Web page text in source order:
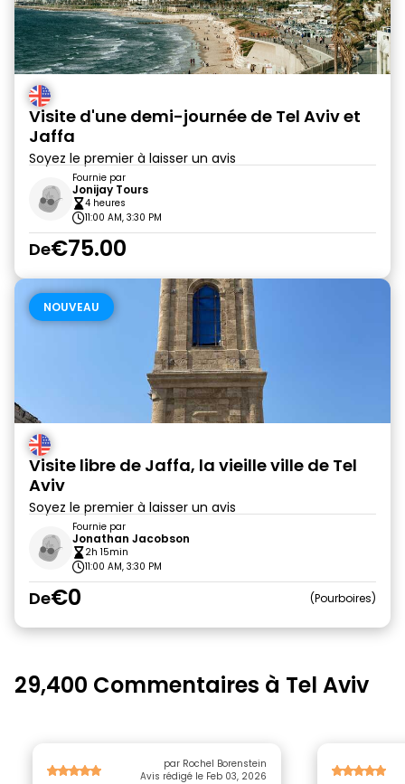
Visite d'une demi-journée de Tel Aviv et
Jaffa
Soyez le premier à laisser un avis
Fournie par
Jonijay Tours
4 heures
11:00 AM, 3:30 PM
De€75.00
NOUVEAU
Visite libre de Jaffa, la vieille ville de Tel
Aviv
Soyez le premier à laisser un avis
Fournie par
Jonathan Jacobson
2h 15min
11:00 AM, 3:30 PM
De€0 Pourboires
29,400 Commentaires à Tel Aviv
par Rochel Borenstein
Avis rédigé le Feb 03, 2026